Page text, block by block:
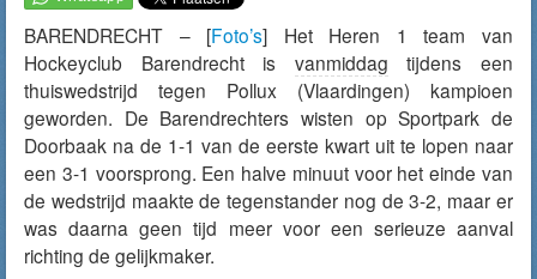
BARENDRECHT – [Foto’s] Het Heren 1 team van
Hockeyclub Barendrecht is vanmiddag tijdens een
thuiswedstrijd tegen Pollux (Vlaardingen) kampioen
geworden. De Barendrechters wisten op Sportpark de
Doorbaak na de 1-1 van de eerste kwart uit te lopen naar
een 3-1 voorsprong. Een halve minuut voor het einde van
de wedstrijd maakte de tegenstander nog de 3-2, maar er
was daarna geen tijd meer voor een serieuze aanval
richting de gelijkmaker.